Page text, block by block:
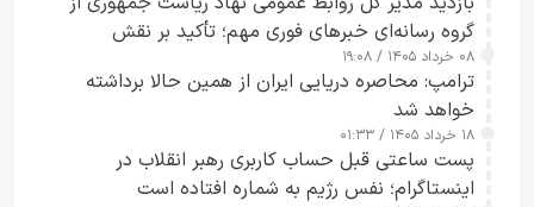
گروه رسانه‌ای خبرهای فوری مهم؛ تأکید بر نقش
رسانه‌های هوشمند و مسئول در ارتقای آگاهی عمومی
۰۸ خرداد ۱۴۰۵ / ۱۹:۰۸
ترامپ: محاصره دریایی ایران از همین حالا برداشته
خواهد شد
۱۸ خرداد ۱۴۰۵ / ۰۱:۳۳
پست ساعتی قبل حساب کاربری رهبر انقلاب در
اینستاگرام؛ نفس رژیم به شماره افتاده است​